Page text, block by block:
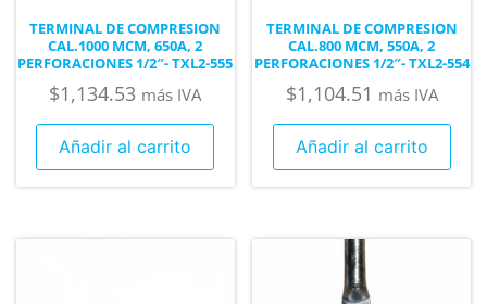
TERMINAL DE COMPRESION
CAL.1000 MCM, 650A, 2
PERFORACIONES 1/2″- TXL2-555
$1,134.53 más IVA
Añadir al carrito
TERMINAL DE COMPRESION
CAL.800 MCM, 550A, 2
PERFORACIONES 1/2″- TXL2-554
$1,104.51 más IVA
Añadir al carrito